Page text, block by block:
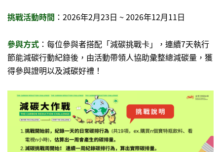
挑戰活動時間 ：2026年2月23日 ~ 2026年12月11日
參與方式 ：每位參與者搭配「減碳挑戰卡」，連續7天執行
節能減碳行動紀錄後，由活動帶領人協助彙整總減碳量，獲
得參與證明以及減碳好禮！